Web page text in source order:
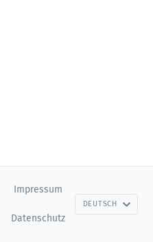
Impressum
Datenschutz
DEUTSCH